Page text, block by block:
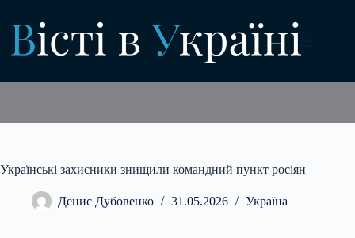
вмісту
Українські захисники знищили командний пункт росіян
Денис Дубовенко 31.05.2026 Україна